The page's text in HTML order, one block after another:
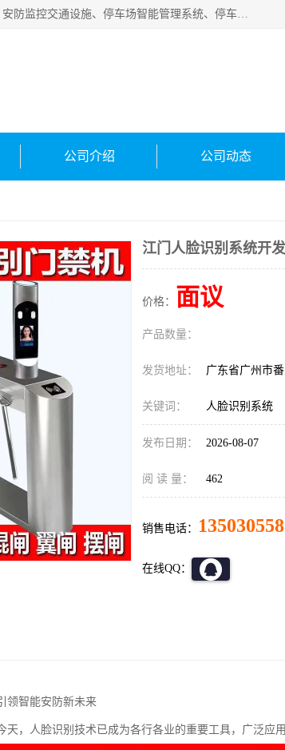
广州百灵智能科技有限公司是一家专业从事车牌识别系统、人脸识别人行通道、安防监控交通设施、停车场智能管理系统、停车场云平台、车牌识别一体机、自动道闸、通道设备、交通设施及交通划线等产品研发、生产和销售的高新技术企业。
公司介绍 公司动态
江门人脸识别系统开
价格： 面议
产品数量：
发货地址： 广东省广州市
关键词： 人脸识别系统
发布日期： 2026-08-07
阅 读 量： 462
销售电话：
在线QQ：
领智能安防新未来
天，人脸识别技术已成为各行各业的重要工具，广泛应